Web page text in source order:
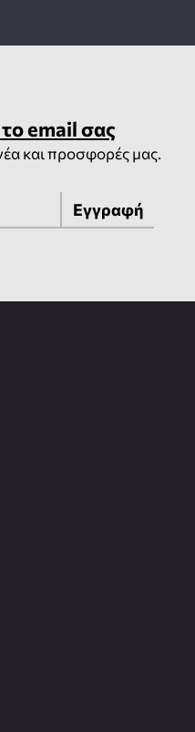
email σας
και προσφορές μας.
Εγγραφή